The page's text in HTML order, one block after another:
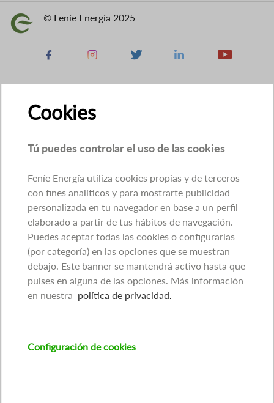
Imagen © Feníe Energía 2025
Facebook Instagram X Linkedin Youtube
Cookies
Tú puedes controlar el uso de las cookies
Feníe Energía utiliza cookies propias y de terceros
con fines analíticos y para mostrarte publicidad
personalizada en tu navegador en base a un perfil
elaborado a partir de tus hábitos de navegación.
Puedes aceptar todas las cookies o configurarlas
(por categoría) en las opciones que se muestran
debajo. Este banner se mantendrá activo hasta que
pulses en alguna de las opciones. Más información
en nuestra política de privacidad
Configuración de cookies